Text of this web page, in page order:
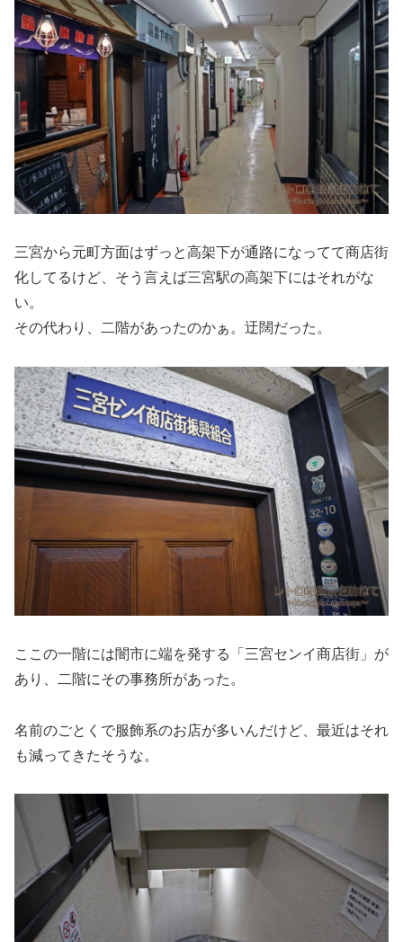
三宮から元町方面はずっと高架下が通路になってて商店街
化してるけど、そう言えば三宮駅の高架下にはそれがな
い。
その代わり、二階があったのかぁ。迂闊だった。
ここの一階には闇市に端を発する「三宮センイ商店街」が
あり、二階にその事務所があった。
名前のごとくで服飾系のお店が多いんだけど、最近はそれ
も減ってきたそうな。